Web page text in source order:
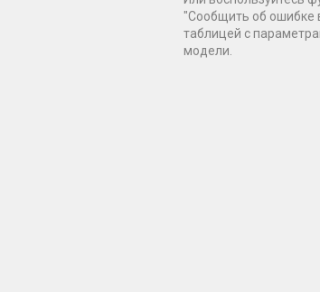
"Сообщить об ошибке
таблицей с
модели.